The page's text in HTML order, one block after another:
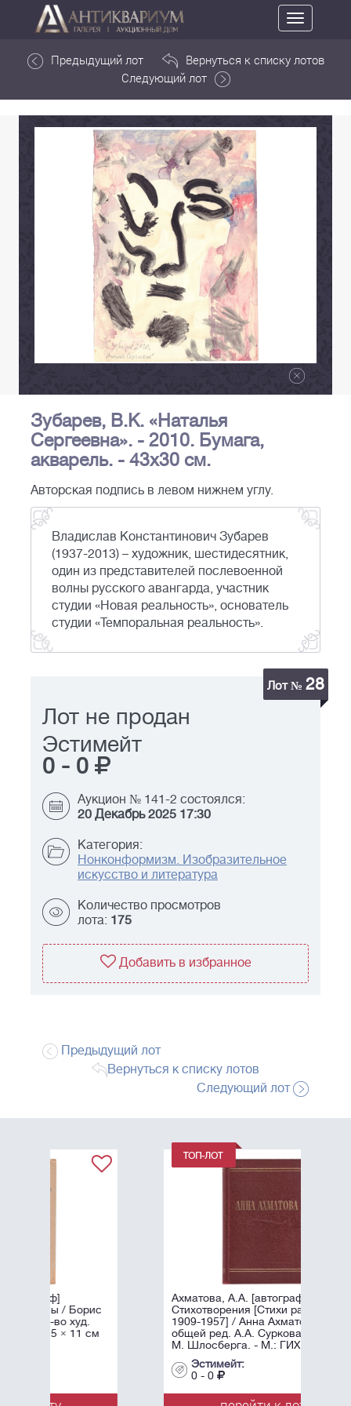
Toggle
navigation
Предыдущий лот
Вернуться к списку лотов
Следующий лот
Зубарев, В.К. «Наталья
Сергеевна». - 2010. Бумага,
акварель. - 43х30 см.
Авторская подпись в левом нижнем углу.
Владислав Константинович Зубарев
(1937-2013) – художник, шестидесятник,
один из представителей послевоенной
волны русского авангарда, участник
студии «Новая реальность», основатель
студии «Темпоральная реальность».
Лот № 28
Лот не продан
Эстимейт
0 - 0
Аукцион № 141-2 состоялся:
20 Декабрь 2025 17:30
Категория:
Нонконформизм. Изобразительное
искусство и литература
Количество просмотров
лота: 175
Добавить в избранное
Предыдущий лот
Вернуться к списку лотов
Следующий лот
Ахматова, А.А. [автограф]
Стихотворения [Стихи разных лет
1909-1957] / Анна Ахматова, под
общей ред. А.А. Суркова; Оформл.
М. Шлосберга. - М.: ГИХЛ, ...